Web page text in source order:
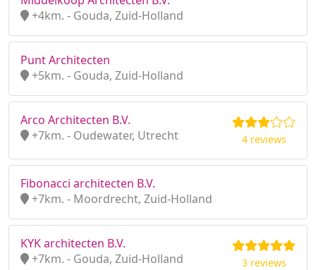
+4km. - Gouda, Zuid-Holland
Punt Architecten
+5km. - Gouda, Zuid-Holland
Arco Architecten B.V.
+7km. - Oudewater, Utrecht
4 reviews
Fibonacci architecten B.V.
+7km. - Moordrecht, Zuid-Holland
KYK architecten B.V.
+7km. - Gouda, Zuid-Holland
3 reviews